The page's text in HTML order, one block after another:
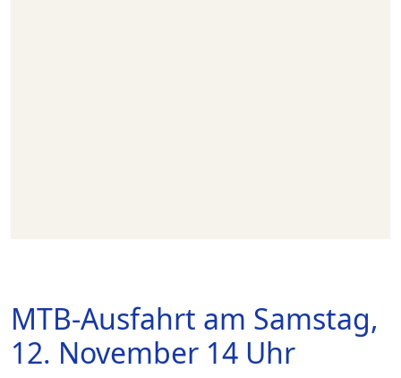
MTB-Ausfahrt am Samstag,
12. November 14 Uhr